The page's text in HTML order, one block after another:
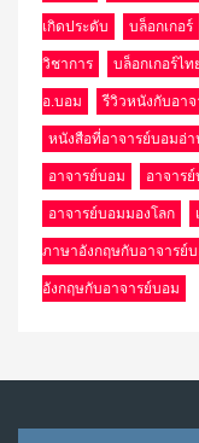
เกิดประดับ บล็อกเกอร์
วิชาการ บล็อกเกอร์ไท
อ.บอม รีวิวหนังกับอา
หนังสือที่อาจารย์บอมอ่า
อาจารย์บอม อาจาร
อาจารย์บอมมองโลก
ภาษาอังกฤษกับอาจารย์
อังกฤษกับอาจารย์บอม